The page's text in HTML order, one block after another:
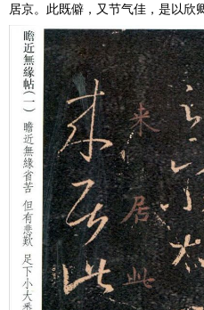
居京。此既僻，又节气佳，是以欣